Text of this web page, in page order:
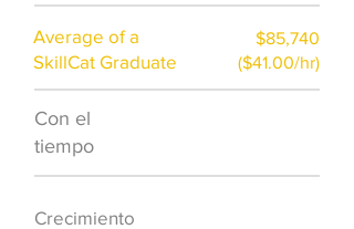
Average of a
SkillCat Graduate
$85,740
($41.00/hr)
Con el
tiempo
Crecimiento